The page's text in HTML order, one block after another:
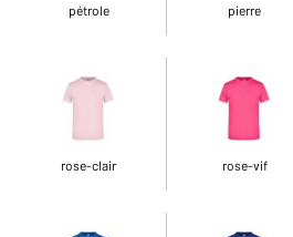
pétrole pierre
rose-clair rose-vif